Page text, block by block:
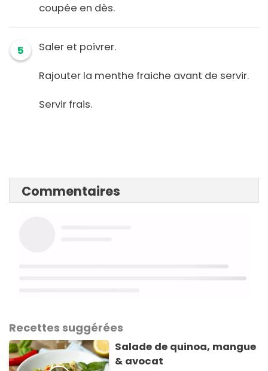
coupée en dès.
5 Saler et poivrer.
Rajouter la menthe fraiche avant de servir.
Servir frais.
Commentaires
Recettes suggérées
Salade de quinoa, mangue
& avocat